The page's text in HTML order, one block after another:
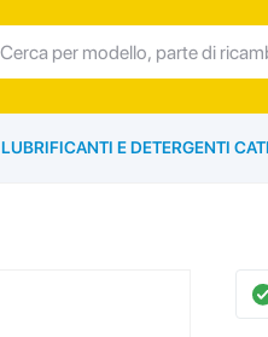
LUBRIFICANTI E DETERGENTI